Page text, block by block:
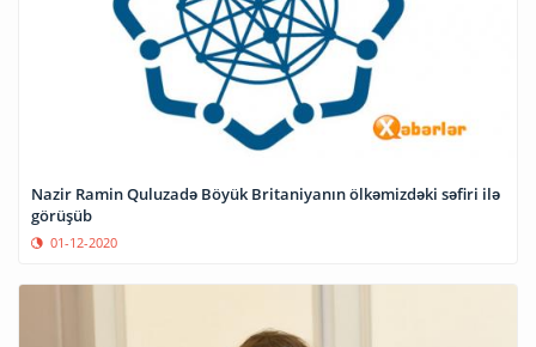
Nazir Ramin Quluzadə Böyük Britaniyanın ölkəmizdəki səfiri ilə
görüşüb
01-12-2020